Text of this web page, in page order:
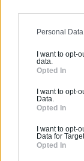
Personal
I want to opt-
data.
Opted In
I want to opt-
Data.
Opted In
I want to opt-
Data for
Opted In